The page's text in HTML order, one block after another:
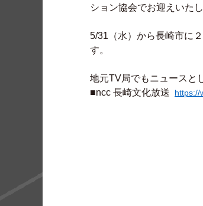
ション協会でお迎えいたし
5/31（水）から長崎市に
す。
地元TV局でもニュースと
■ncc 長崎文化放送 https://